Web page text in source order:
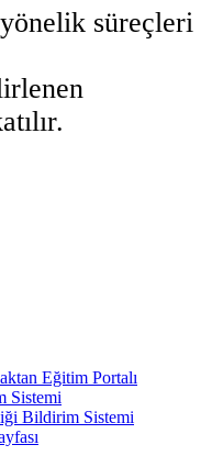
süreçleri
Eğitim Portalı
Sistemi
Bildirim Sistemi